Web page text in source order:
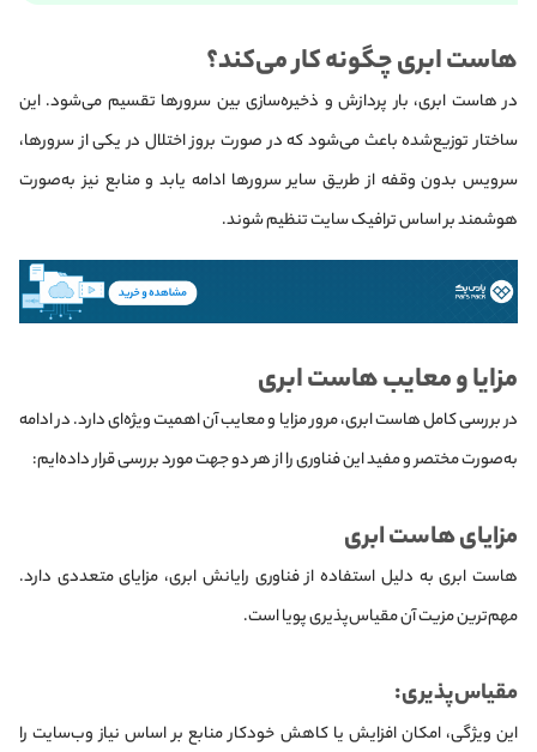
هاست ابری چگونه کار می‌کند؟
در هاست ابری، بار پردازش و ذخیره‌سازی بین سرورها تقسیم می‌شود. این
ساختار توزیع‌شده باعث می‌شود که در صورت بروز اختلال در یکی از سرورها،
سرویس بدون وقفه از طریق سایر سرورها ادامه یابد و منابع نیز به‌صورت
هوشمند بر اساس ترافیک سایت تنظیم شوند.
مزایا و معایب هاست ابری
در بررسی کامل هاست ابری، مرور مزایا و معایب آن اهمیت ویژه‌ای دارد. در ادامه
به‌صورت مختصر و مفید این فناوری را از هر دو جهت مورد بررسی قرار داده‌ایم:
مزایای هاست ابری
هاست ابری به دلیل استفاده از فناوری رایانش ابری، مزایای متعددی دارد.
مهم‌ترین مزیت آن مقیاس‌پذیری پویا است.
مقیاس‌پذیری:
این ویژگی، امکان افزایش یا کاهش خودکار منابع بر اساس نیاز وب‌سایت را